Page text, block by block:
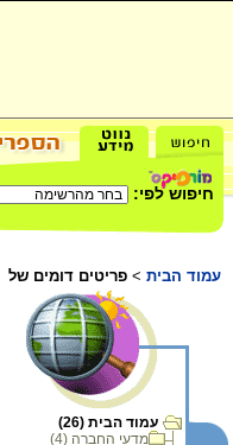
חיפוש לפי:
עמוד הבית > פריטים דומים של
עמוד הבית (26)
מדעי החברה (4)